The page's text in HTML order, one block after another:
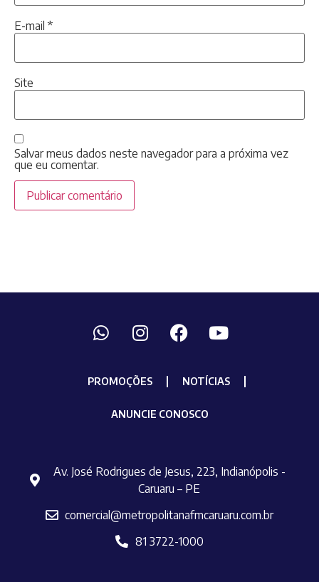
E-mail *
Site
Salvar meus dados neste navegador para a próxima vez
que eu comentar.
PROMOÇÕES NOTÍCIAS
ANUNCIE CONOSCO
Av. José Rodrigues de Jesus, 223, Indianópolis -
Caruaru – PE
comercial@metropolitanafmcaruaru.com.br
81 3722-1000